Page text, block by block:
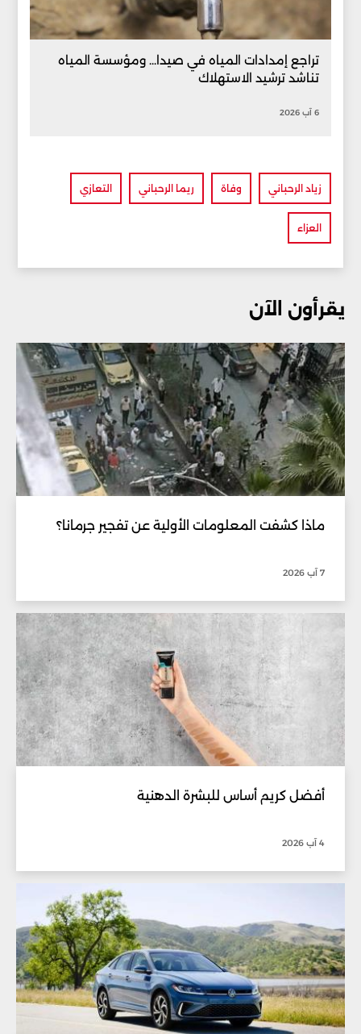
تراجع إمدادات المياه في صيدا... ومؤسسة المياه
تناشد ترشيد الاستهلاك
6 آب 2026
زياد الرحباني وفاة ريما الرحباني التعازي
العزاء
يقرأون الآن
ماذا كشفت المعلومات الأولية عن تفجير جرمانا؟
7 آب 2026
أفضل كريم أساس للبشرة الدهنية
4 آب 2026